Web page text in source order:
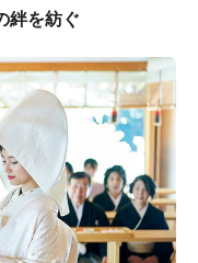
絆を紡ぐ